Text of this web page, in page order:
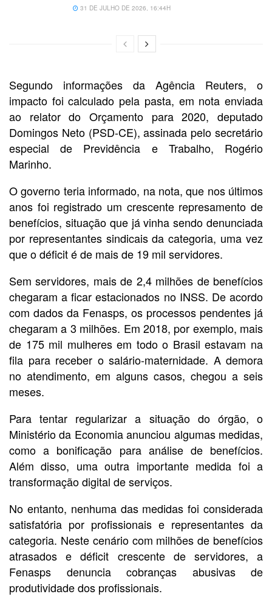
31 DE JULHO DE 2026, 16:44H
Segundo informações da Agência Reuters, o
impacto foi calculado pela pasta, em nota enviada
ao relator do Orçamento para 2020, deputado
Domingos Neto (PSD-CE), assinada pelo secretário
especial de Previdência e Trabalho, Rogério
Marinho.
O governo teria informado, na nota, que nos últimos
anos foi registrado um crescente represamento de
benefícios, situação que já vinha sendo denunciada
por representantes sindicais da categoria, uma vez
que o déficit é de mais de 19 mil servidores.
Sem servidores, mais de 2,4 milhões de benefícios
chegaram a ficar estacionados no INSS. De acordo
com dados da Fenasps, os processos pendentes já
chegaram a 3 milhões. Em 2018, por exemplo, mais
de 175 mil mulheres em todo o Brasil estavam na
fila para receber o salário-maternidade. A demora
no atendimento, em alguns casos, chegou a seis
meses.
Para tentar regularizar a situação do órgão, o
Ministério da Economia anunciou algumas medidas,
como a bonificação para análise de benefícios.
Além disso, uma outra importante medida foi a
transformação digital de serviços.
No entanto, nenhuma das medidas foi considerada
satisfatória por profissionais e representantes da
categoria. Neste cenário com milhões de benefícios
atrasados e déficit crescente de servidores, a
Fenasps denuncia cobranças abusivas de
produtividade dos profissionais.